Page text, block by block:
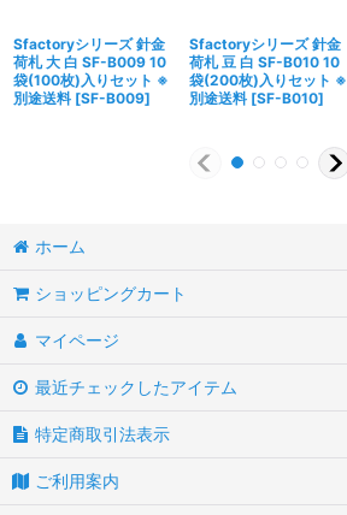
Sfactoryシリーズ 針金
荷札 大 白 SF-B009 10
袋(100枚)入りセット ※
別途送料 [SF-B009]
Sfactoryシリーズ 針金
荷札 豆 白 SF-B010 10
袋(200枚)入りセット ※
別途送料 [SF-B010]
ホーム
ショッピングカート
マイページ
最近チェックしたアイテム
特定商取引法表示
ご利用案内